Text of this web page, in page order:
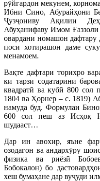
рӯйгардон мекунем,
Ибни Сино, Абурайҳони
Ҷузҷониву Ақилии
Абуҳанифаву Имом
овардани номашон дафтару
поси хотирашон даме
менамоем.
Вақте дафтари торихро
ки тарзи содатарини
квадратӣ ва кубӣ 800
1804 ва Ҳорнер – с. 1819)
намуда буд. Формулаи
600 сол пеш аз Исҳоқ
шудааст…
Дар ин авохир, яъне
озодагон ва андархӯру
физика ва риёзӣ
Бобокалон) бо
хеш бумаҳане дар вуҷуди